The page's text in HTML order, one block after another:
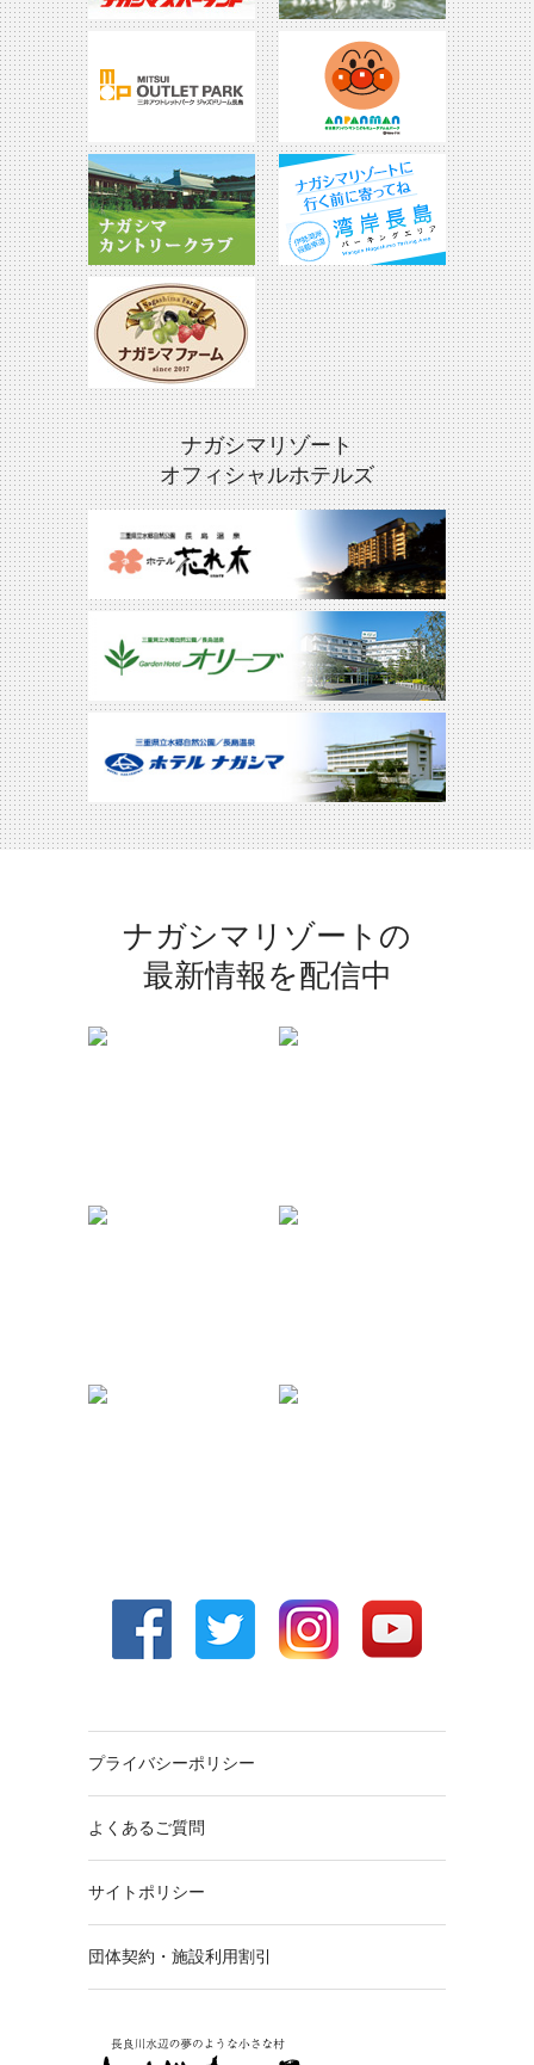
ナガシマリゾート
オフィシャルホテルズ
ナガシマリゾートの
最新情報を配信中
プライバシーポリシー
よくあるご質問
サイトポリシー
団体契約・施設利用割引